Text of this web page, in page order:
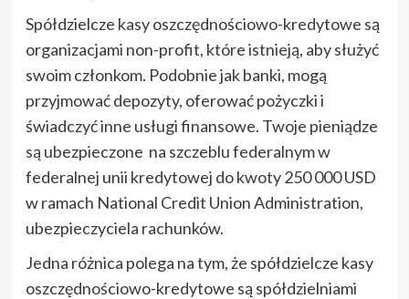
Spółdzielcze kasy oszczędnościowo-kredytowe są
organizacjami non-profit, które istnieją, aby służyć
swoim członkom. Podobnie jak banki, mogą
przyjmować depozyty, oferować pożyczki i
świadczyć inne usługi finansowe. Twoje pieniądze
są ubezpieczone na szczeblu federalnym w
federalnej unii kredytowej do kwoty 250 000 USD
w ramach National Credit Union Administration,
ubezpieczyciela rachunków.
Jedna różnica polega na tym, że spółdzielcze kasy
oszczędnościowo-kredytowe są spółdzielniami